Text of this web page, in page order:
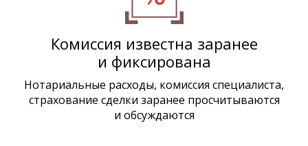
Комиссия известна заранее
и фиксирована
Нотариальные расходы, комиссия специалиста,
страхование сделки заранее просчитываются
и обсуждаются